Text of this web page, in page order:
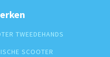
TWEEDEHANDS
SCOOTER